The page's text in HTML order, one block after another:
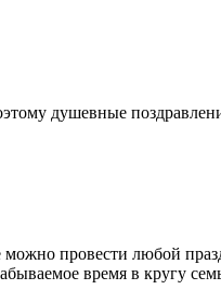
душевные
провести любой
время в кругу